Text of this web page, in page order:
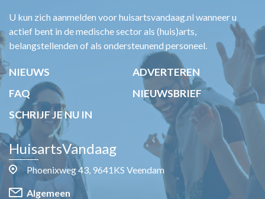
U kun zich aanmelden voor huisartsvandaag.nl wanneer u
actief bent in de medische sector als (huis)arts,
belangstellenden of als ondersteunend personeel.
NIEUWS
ADVERTEREN
FAQ
NIEUWSBRIEF
SCHRIJF JE NU IN
HuisartsVandaag
Phoenixweg 43, 9641KS Veendam
Algemeen